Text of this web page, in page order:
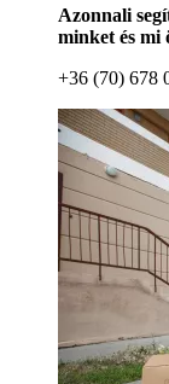
Azonnali
minket és mi
+36 (70) 678